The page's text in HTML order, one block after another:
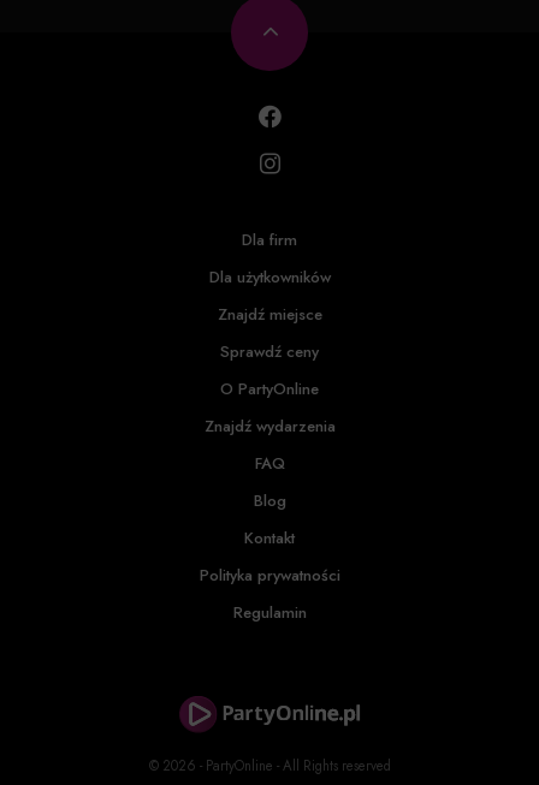
© 2026 - PartyOnline - All Rights reserved
Dla firm
Dla użytkowników
Znajdź miejsce
Sprawdź ceny
O PartyOnline
Znajdź wydarzenia
FAQ
Blog
Kontakt
Polityka prywatności
Regulamin